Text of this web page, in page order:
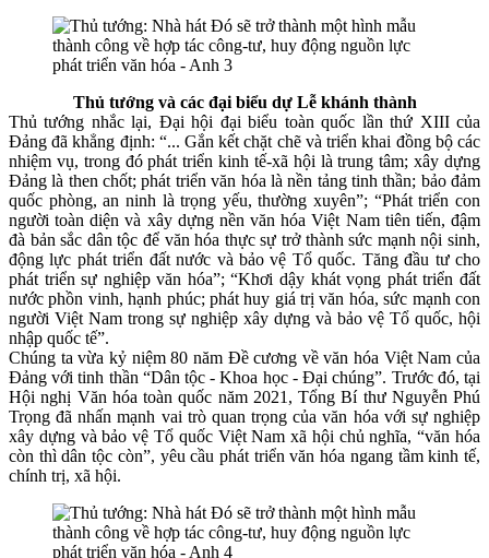
Thủ tướng và các đại biểu dự Lễ khánh thành
Thủ tướng nhắc lại, Đại hội đại biểu toàn quốc lần thứ XIII của
Đảng đã khẳng định: “... Gắn kết chặt chẽ và triển khai đồng bộ các
nhiệm vụ, trong đó phát triển kinh tế-xã hội là trung tâm; xây dựng
Đảng là then chốt; phát triển văn hóa là nền tảng tinh thần; bảo đảm
quốc phòng, an ninh là trọng yếu, thường xuyên”; “Phát triển con
người toàn diện và xây dựng nền văn hóa Việt Nam tiên tiến, đậm
đà bản sắc dân tộc để văn hóa thực sự trở thành sức mạnh nội sinh,
động lực phát triển đất nước và bảo vệ Tổ quốc. Tăng đầu tư cho
phát triển sự nghiệp văn hóa”; “Khơi dậy khát vọng phát triển đất
nước phồn vinh, hạnh phúc; phát huy giá trị văn hóa, sức mạnh con
người Việt Nam trong sự nghiệp xây dựng và bảo vệ Tổ quốc, hội
nhập quốc tế”.
Chúng ta vừa kỷ niệm 80 năm Đề cương về văn hóa Việt Nam của
Đảng với tinh thần “Dân tộc - Khoa học - Đại chúng”. Trước đó, tại
Hội nghị Văn hóa toàn quốc năm 2021, Tổng Bí thư Nguyễn Phú
Trọng đã nhấn mạnh vai trò quan trọng của văn hóa với sự nghiệp
xây dựng và bảo vệ Tổ quốc Việt Nam xã hội chủ nghĩa, “văn hóa
còn thì dân tộc còn”, yêu cầu phát triển văn hóa ngang tầm kinh tế,
chính trị, xã hội.